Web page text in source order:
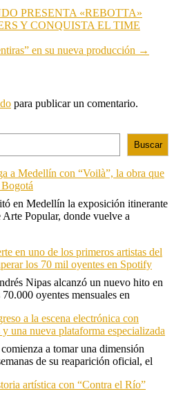
PRESENTA «REBOTTA»
Y CONQUISTA EL TIME
en su nueva producción →
para publicar un comentario.
Buscar
a Medellín con “Voilà”, la obra que
en Medellín la exposición itinerante
Popular, donde vuelve a
en uno de los primeros artistas del
los 70 mil oyentes en Spotify
Nipas alcanzó un nuevo hito en
oyentes mensuales en
a la escena electrónica con
una nueva plataforma especializada
a tomar una dimensión
de su reaparición oficial, el
artística con “Contra el Río”